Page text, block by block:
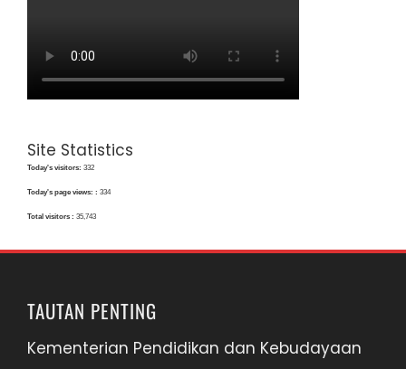
Site Statistics
Today's visitors: 332
Today's page views: : 334
Total visitors : 35,743
TAUTAN PENTING
Kementerian Pendidikan dan Kebudayaan